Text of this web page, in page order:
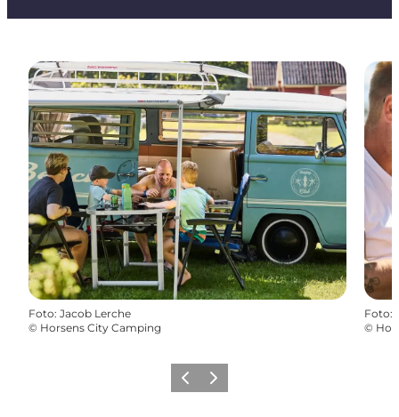
Foto: Jacob Lerche
© Horsens City Camping
Foto:
©
ZurückWeiter